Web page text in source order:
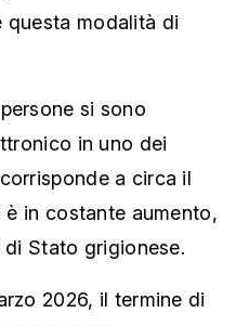
questa modalità di
si sono
in uno dei
a circa il
in costante aumento,
Stato grigionese.
2026, il termine di